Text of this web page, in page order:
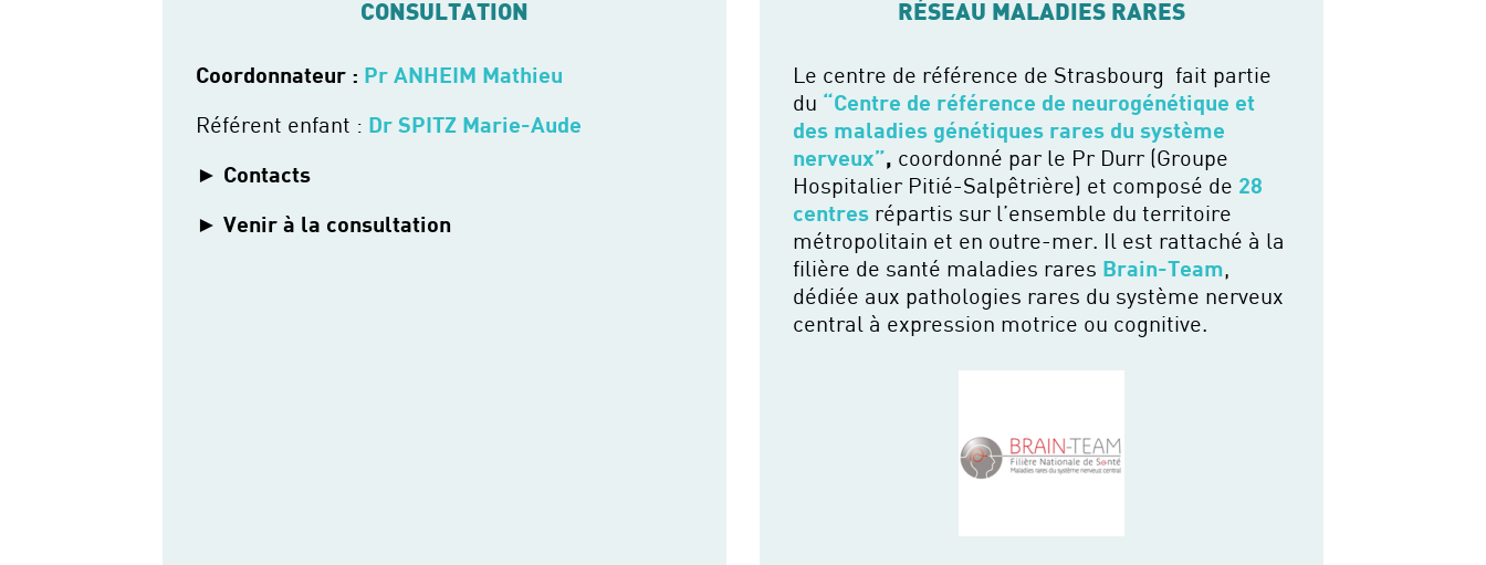
CONSULTATION
Coordonnateur : Pr ANHEIM Mathieu
Référent enfant : Dr SPITZ Marie-Aude
Contacts
Venir à la consultation
RÉSEAU MALADIES RARES
Le centre de référence de Strasbourg fait partie
du “Centre de référence de neurogénétique et
des maladies génétiques rares du système
nerveux”, coordonné par le Pr Durr (Groupe
Hospitalier Pitié-Salpêtrière) et composé de 28
centres répartis sur l’ensemble du territoire
métropolitain et en outre-mer. Il est rattaché à la
filière de santé maladies rares Brain-Team,
dédiée aux pathologies rares du système nerveux
central à expression motrice ou cognitive.